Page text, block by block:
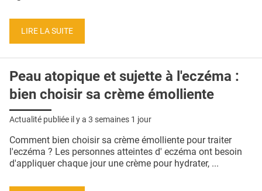
LIRE LA SUITE
Peau atopique et sujette à l'eczéma :
bien choisir sa crème émolliente
Actualité publiée il y a 3 semaines 1 jour
Comment bien choisir sa crème émolliente pour traiter
l'eczéma ? Les personnes atteintes d' eczéma ont besoin
d'appliquer chaque jour une crème pour hydrater, ...